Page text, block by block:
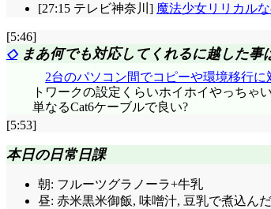
[27:15 テレビ神奈川] 魔法少女リリカルな
[5:46]
◇まあ何でも対応してくれるに越した事
2台のパソコン間でコピーや環境移行に
トワークの設定くらいホイホイやっちゃ
単なるCat6ケーブルで良い?
[5:53]
本日の日常日課
朝: フルーツグラノーラ+牛乳
昼: 赤米黒米御飯, 味噌汁, 豆乳で煮込ん